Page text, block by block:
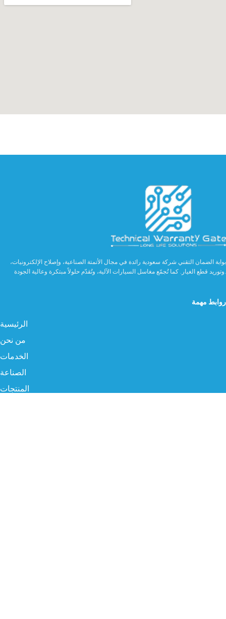
بوابة الضمان التقني شركة سعودية رائدة في مجال الأتمتة الصناعية، وإصلاح الإلكترونيات،
وتوريد قطع الغيار. كما تُجمّع مغاسل السيارات الآلية، وتُقدّم حلولاً مبتكرة وعالية الجودة.
روابط مهمة
الرئيسية
من نحن
الخدمات
الصناعة
المنتجات